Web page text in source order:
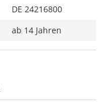
DE 24216800
ab 14 Jahren